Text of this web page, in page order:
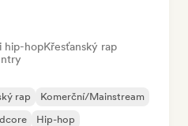
hip-hopKřesťanský rap
rap
Komerční/Mainstream
Hip-hop